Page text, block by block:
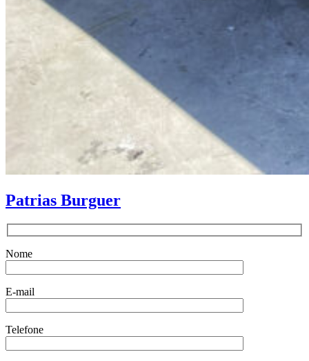
Patrias Burguer
Nome
E-mail
Telefone